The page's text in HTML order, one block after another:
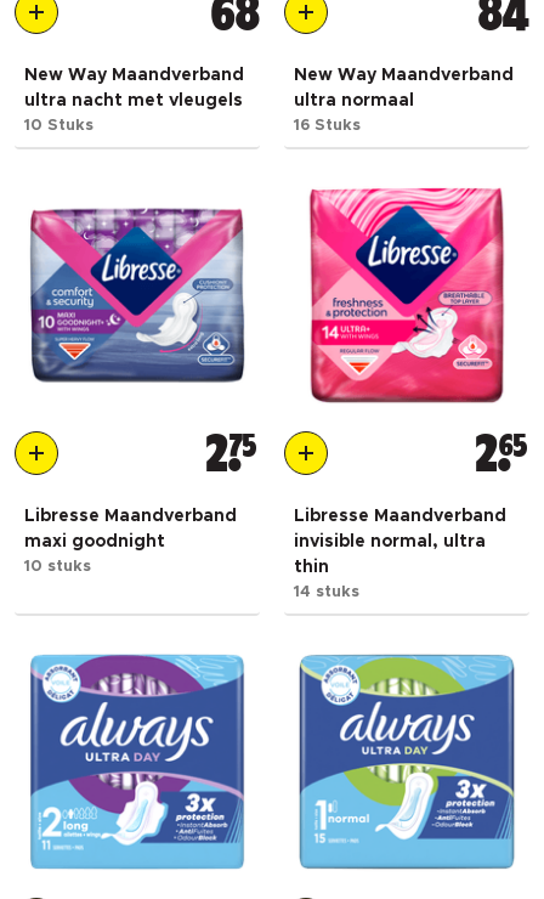
68
New Way Maandverband
ultra nacht met vleugels
10 Stuks
84
New Way Maandverband
ultra normaal
16 Stuks
275
Libresse Maandverband
maxi goodnight
10 stuks
265
Libresse Maandverband
invisible normal, ultra
thin
14 stuks